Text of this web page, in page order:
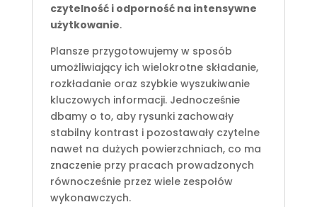
czytelność i odporność na intensywne
użytkowanie.
Plansze przygotowujemy w sposób
umożliwiający ich wielokrotne składanie,
rozkładanie oraz szybkie wyszukiwanie
kluczowych informacji. Jednocześnie
dbamy o to, aby rysunki zachowały
stabilny kontrast i pozostawały czytelne
nawet na dużych powierzchniach, co ma
znaczenie przy pracach prowadzonych
równocześnie przez wiele zespołów
wykonawczych.